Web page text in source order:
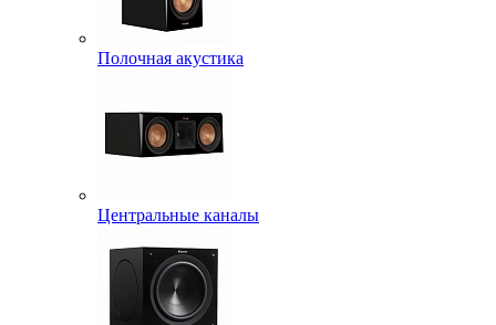
Полочная акустика
Центральные каналы